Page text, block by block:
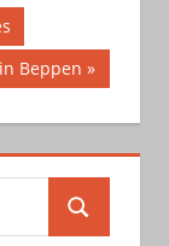
Beppen
Suchen